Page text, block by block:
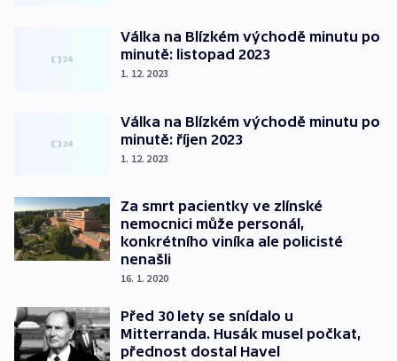
Válka na Blízkém východě minutu po
minutě: listopad 2023
1. 12. 2023
Válka na Blízkém východě minutu po
minutě: říjen 2023
1. 12. 2023
Za smrt pacientky ve zlínské
nemocnici může personál,
konkrétního viníka ale policisté
nenašli
16. 1. 2020
Před 30 lety se snídalo u
Mitterranda. Husák musel počkat,
přednost dostal Havel